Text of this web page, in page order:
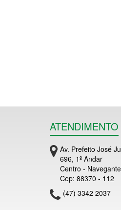
ATENDIMENTO
Av. Prefeito José
696, 1º Andar
Centro -
Cep: 88370 - 112
(47) 3342 2037